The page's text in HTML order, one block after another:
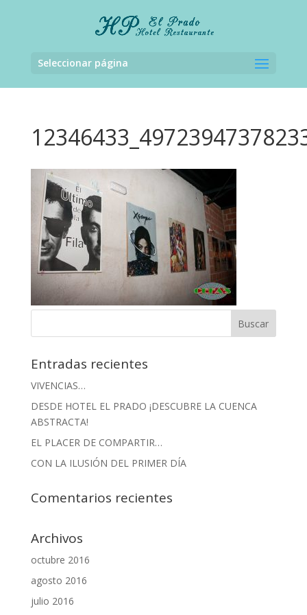
Seleccionar página
Entradas recientes
VIVENCIAS…
DESDE HOTEL EL PRADO ¡DESCUBRE LA CUENCA
ABSTRACTA!
EL PLACER DE COMPARTIR…
CON LA ILUSIÓN DEL PRIMER DÍA
Comentarios recientes
Archivos
octubre 2016
agosto 2016
julio 2016